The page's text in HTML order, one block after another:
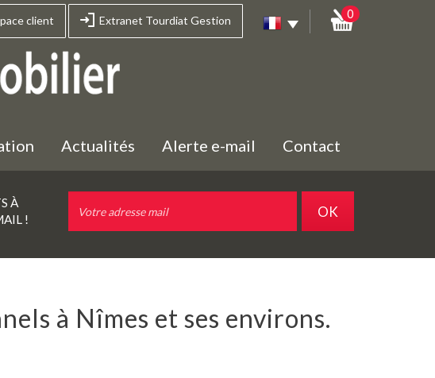
client Extranet Tourdiat Gestion 0
Actualités Alerte e-mail Contact
À
!
OK
à Nîmes et ses environs.